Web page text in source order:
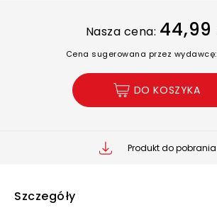
Nasza cena: 44,99
Cena sugerowana przez wydawcę:
DO KOSZYKA
Produkt do pobrania
Szczegóły